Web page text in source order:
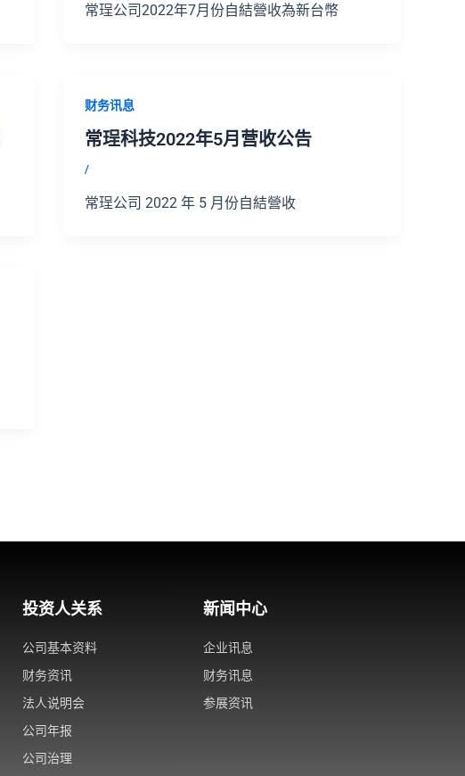
常珵公司2022年7月份自結營收為新台幣
财务讯息
常珵科技2022年5月营收公告
/
常珵公司 2022 年 5 月份自結營收
投资人关系
公司基本资料
财务资讯
法人说明会
公司年报
公司治理
新闻中心
企业讯息
财务讯息
参展资讯